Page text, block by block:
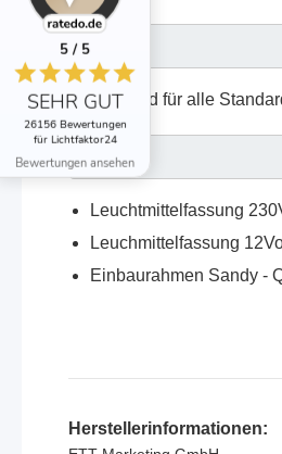
Passend für alle
Leuchtmittelfassung
Leuchmittelfassung
Einbaurahmen Sandy -
Herstellerinformationen:
5 / 5
SEHR GUT
26156 Bewertungen
für Lichtfaktor24
Bewertungen ansehen